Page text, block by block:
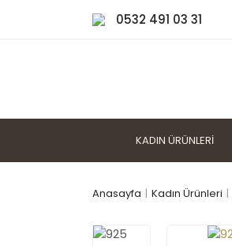
0532 491 03 31
KADIN ÜRÜNLERI
Anasayfa Kadın Ürünleri